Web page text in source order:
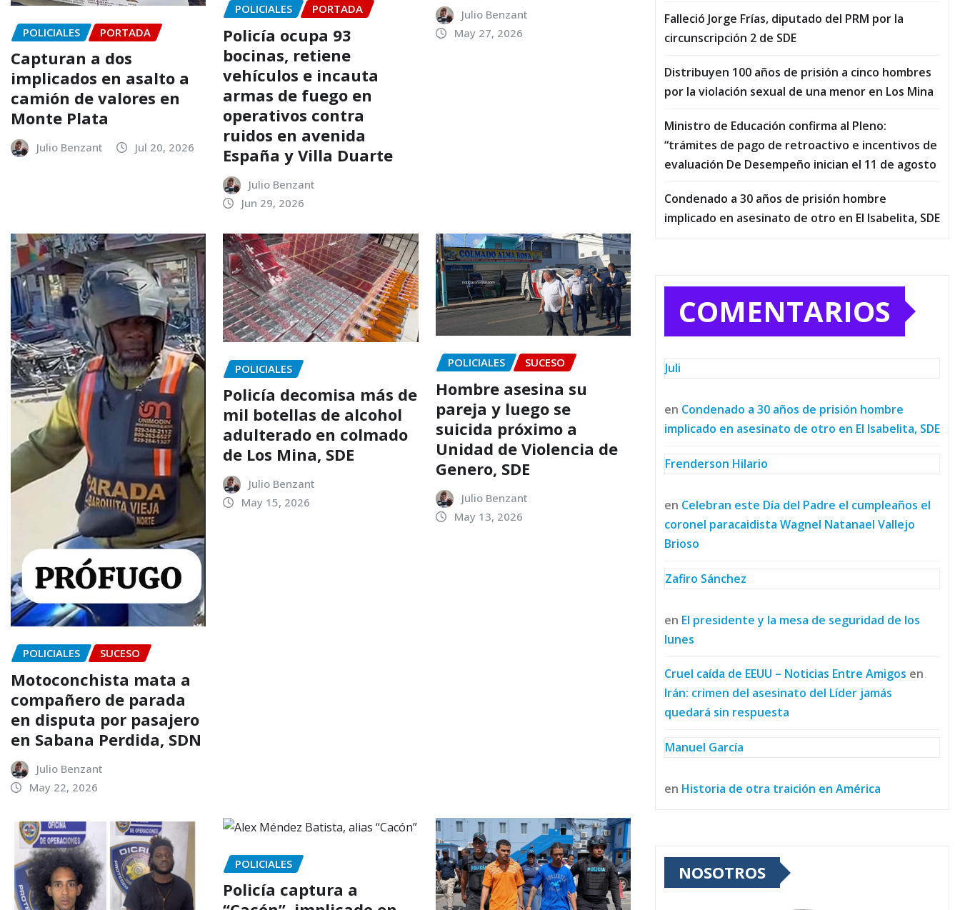
POLICIALES PORTADA
Capturan a dos
implicados en asalto a
camión de valores en
Monte Plata
Julio Benzant Jul 20, 2026
POLICIALES PORTADA
Policía ocupa 93
bocinas, retiene
vehículos e incauta
armas de fuego en
operativos contra
ruidos en avenida
España y Villa Duarte
Julio Benzant
Jun 29, 2026
Julio Benzant
May 27, 2026
POLICIALES SUCESO
Motoconchista mata a
compañero de parada
en disputa por pasajero
en Sabana Perdida, SDN
Julio Benzant
May 22, 2026
POLICIALES
Policía decomisa más de
mil botellas de alcohol
adulterado en colmado
de Los Mina, SDE
Julio Benzant
May 15, 2026
POLICIALES SUCESO
Hombre asesina su
pareja y luego se
suicida próximo a
Unidad de Violencia de
Genero, SDE
Julio Benzant
May 13, 2026
POLICIALES
Policía captura a
Falleció Jorge Frías, diputado del PRM por la
circunscripción 2 de SDE
Distribuyen 100 años de prisión a cinco hombres
por la violación sexual de una menor en Los Mina
Ministro de Educación confirma al Pleno:
“trámites de pago de retroactivo e incentivos de
evaluación De Desempeño inician el 11 de agosto
Condenado a 30 años de prisión hombre
implicado en asesinato de otro en El Isabelita, SDE
COMENTARIOS
Juli
en Condenado a 30 años de prisión hombre
implicado en asesinato de otro en El Isabelita, SDE
Frenderson Hilario
en Celebran este Día del Padre el cumpleaños el
coronel paracaidista Wagnel Natanael Vallejo
Brioso
Zafiro Sánchez
en El presidente y la mesa de seguridad de los
lunes
Cruel caída de EEUU – Noticias Entre Amigos en
Irán: crimen del asesinato del Líder jamás
quedará sin respuesta
Manuel García
en Historia de otra traición en América
NOSOTROS